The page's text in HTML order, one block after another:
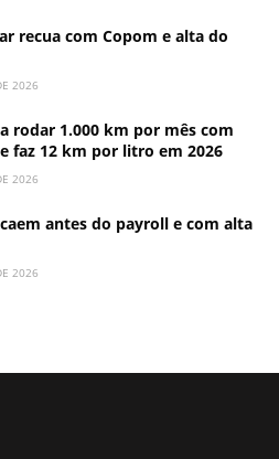
recua com Copom e alta do
2026
rodar 1.000 km por mês com
faz 12 km por litro em 2026
2026
caem antes do payroll e com alta
2026